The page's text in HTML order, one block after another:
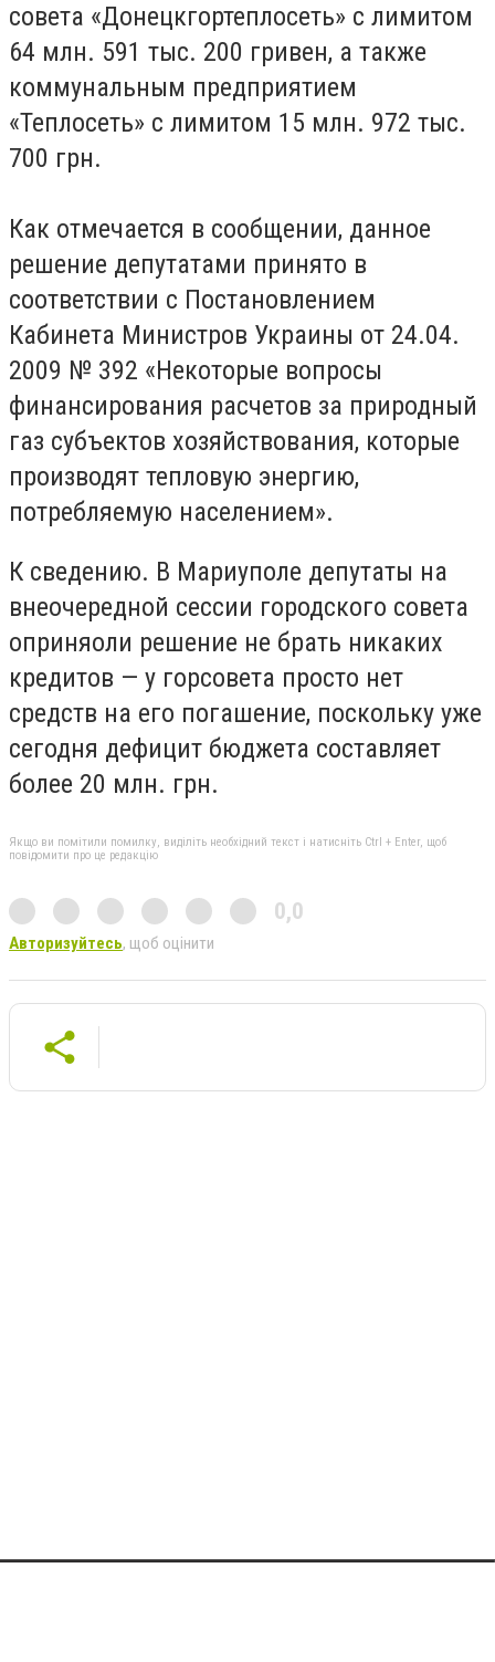
совета «Донецкгортеплосеть» с лимитом
64 млн. 591 тыс. 200 гривен, а также
коммунальным предприятием
«Теплосеть» с лимитом 15 млн. 972 тыс.
700 грн.
Как отмечается в сообщении, данное
решение депутатами принято в
соответствии с Постановлением
Кабинета Министров Украины от 24.04.
2009 № 392 «Некоторые вопросы
финансирования расчетов за природный
газ субъектов хозяйствования, которые
производят тепловую энергию,
потребляемую населением».
К сведению. В Мариуполе депутаты на
внеочередной сессии городского совета
оприняоли решение не брать никаких
кредитов — у горсовета просто нет
средств на его погашение, поскольку уже
сегодня дефицит бюджета составляет
более 20 млн. грн.
Якщо ви помітили помилку, виділіть необхідний текст і натисніть Ctrl + Enter, щоб
повідомити про це редакцію
0,0
Авторизуйтесь, щоб оцінити